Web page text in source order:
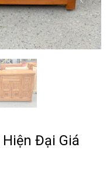
Hiện Đại Giá